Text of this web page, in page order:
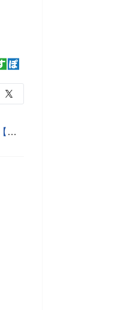
お酒を飲む際に絶対に避けておきたい！二日酔いを招くヤバいおつまみとは！？【肝臓の話】